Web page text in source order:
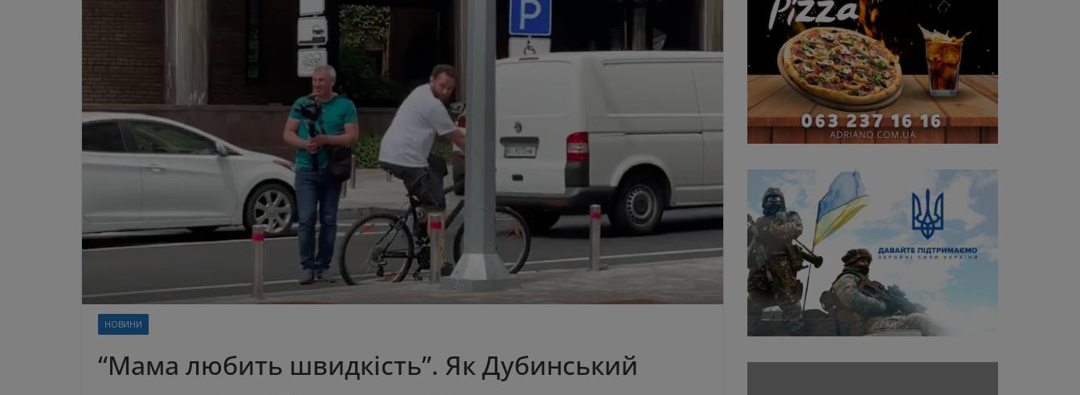
НОВИНИ
“Мама любить швидкість”. Як Дубинський